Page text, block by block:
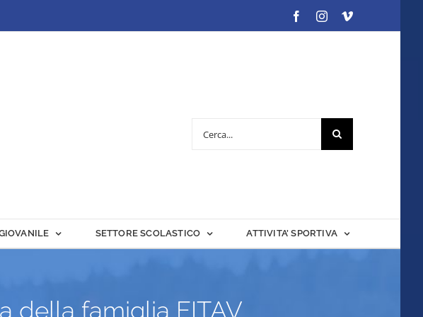
FacebookInstagramVimeo
SETTORE SCOLASTICO ATTIVITA’ SPORTIVA
della famiglia FITAV